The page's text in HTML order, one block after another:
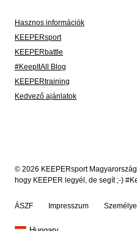
Hasznos információk
KEEPERsport
KEEPERbattle
#KeepItAll Blog
KEEPERtraining
Kedvező ajánlatok
© 2026 KEEPERsport
hogy KEEPER legyél, de segít ;-)
ÁSZF Impresszum